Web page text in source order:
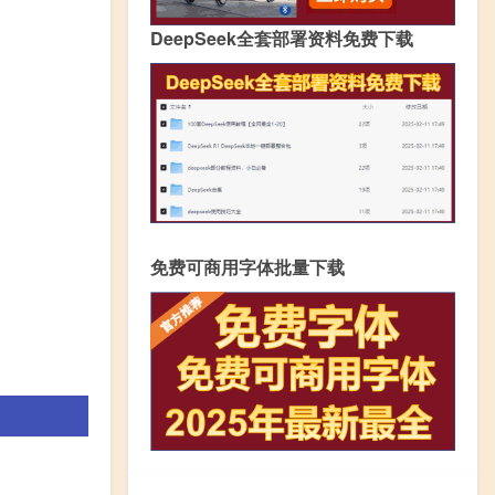
DeepSeek全套部署资料免费下载
免费可商用字体批量下载